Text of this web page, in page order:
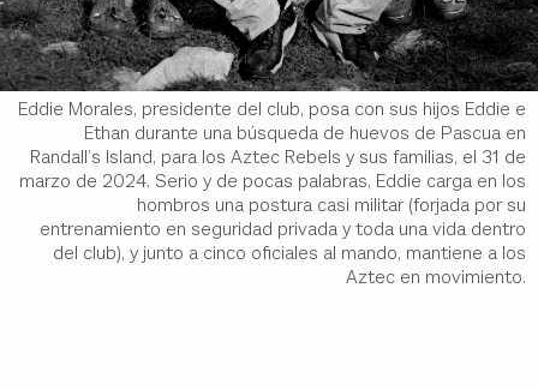
Eddie Morales, presidente del club, posa con sus hijos Eddie e
Ethan durante una búsqueda de huevos de Pascua en
Randall’s Island, para los Aztec Rebels y sus familias, el 31 de
marzo de 2024. Serio y de pocas palabras, Eddie carga en los
hombros una postura casi militar (forjada por su
entrenamiento en seguridad privada y toda una vida dentro
del club), y junto a cinco oficiales al mando, mantiene a los
Aztec en movimiento.